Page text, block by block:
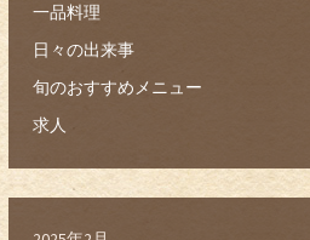
一品料理
日々の出来事
旬のおすすめメニュー
求人